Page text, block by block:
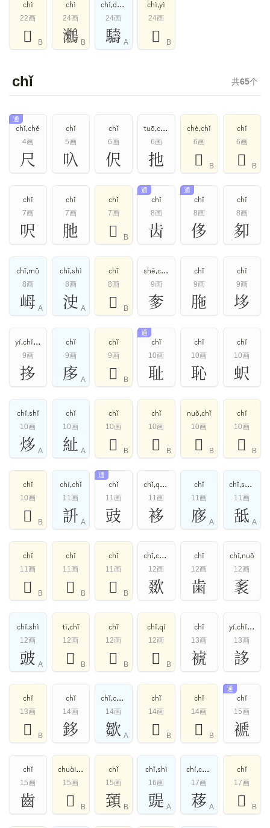
chì
22画
𪅍 B
chì
24画
𪆵 B
chì,dǎo,dào,děi
24画
䮻 A
chì,yì
24画
𦔫 B
chǐ 共65个
chǐ,chě
4画
通
尺
chǐ
5画
叺
chǐ
6画
伬
tuō,chǐ,yǐ
6画
扡
chè,chǐ
6画
𢇛 B
chǐ
6画
𨑠 B
chǐ
7画
呎
chǐ
7画
肔
chǐ
7画
𠛔 B
chǐ
8画
通
齿
chǐ
8画
通
侈
chǐ
8画
卶
chǐ,mǔ
8画
㟂 A
chǐ,shì
8画
㳏 A
chǐ
8画
𦙆 B
shē,chǐ,zhà
9画
奓
chǐ
9画
胣
chǐ
9画
垑
yí,chǐ,hài
9画
拸
chǐ
9画
㢁 A
chǐ
9画
𠔒 B
chǐ
10画
通
耻
chǐ
10画
恥
chǐ
10画
蚇
chǐ,shǐ
10画
㶴 A
chǐ
10画
䊼 A
chǐ
10画
𠭋 B
chǐ
10画
𢻃 B
nuǒ,chǐ
10画
𣆚 B
chǐ
10画
𤵬 B
chǐ
10画
𧉀 B
chí,chǐ
11画
䛂 A
chǐ
11画
通
豉
chǐ,qǐ,duǒ,nuǒ
11画
袳
chǐ
11画
㢋 A
chǐ,shì,yì
11画
䑛 A
chǐ
11画
𠝨 B
chǐ
11画
𤟆 B
chǐ
11画
𧰲 B
chǐ,chuài
12画
欼
chǐ
12画
歯
chǐ,nuǒ
12画
袲
chǐ,shì
12画
䜵 A
tī,chǐ
12画
𠞄 B
chǐ
12画
𥚚 B
chǐ,qí
12画
𨾛 B
chǐ
13画
裭
yí,chǐ,chì
13画
誃
chǐ
13画
𡖳 B
chǐ
14画
鉹
chǐ,chuài
14画
㱀 A
chǐ
14画
𧛧 B
chǐ
14画
𨖎 B
chǐ
15画
通
褫
chǐ
15画
齒
chuài,chǐ,chuò
15画
𣤌 B
chǐ
15画
𩒐 B
chǐ,shì
16画
䜻 A
chí,chǐ,yí
17画
䔟 A
chǐ
17画
𩳲 B